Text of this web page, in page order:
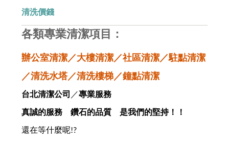
清洗價錢
各類專業清潔項目：
辦公室清潔／大樓清潔／社區清潔／駐點清潔
／清洗水塔／清洗樓梯／鐘點清潔
台北清潔公司 ／專業服務
真誠的服務 鑽石的品質 是我們的堅持！！
還在等什麼呢!?